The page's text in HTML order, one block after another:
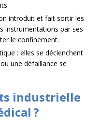
introduit et fait sortir les
instrumentations par ses
le confinement.
: elles se déclenchent
une défaillance se
industrielle
?